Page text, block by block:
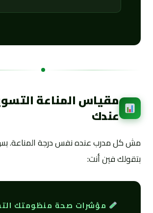
مقياس المناعة
عندك
مش كل مدرب عنده نفس درجة المناعة.
بتقولك فين أنت:
مؤشرات صحة منظومتك